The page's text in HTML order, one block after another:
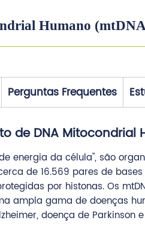
Humano
Perguntas Frequentes
de DNA Mitocondrial
energia da célula", são
de 16.569 pares de
por histonas. Os
ampla gama de doenças
doença de